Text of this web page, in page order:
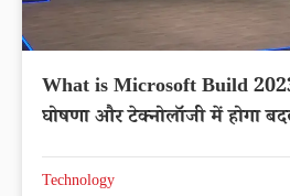
What is Microsoft Build
घोषणा और टेक्नोलॉजी में होगा
Technology